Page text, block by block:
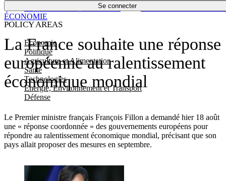
Se connecter
POLICY AREAS
Economie
Politique
Agriculture et Alimentation
Santé
Technologies
Energie, Environnement et Transport
Défense
Économie
La France souhaite une réponse
européenne au ralentissement
économique mondial
Le Premier ministre français François Fillon a demandé hier 18 août
une « réponse coordonnée » des gouvernements européens pour
répondre au ralentissement économique mondial, précisant que son
pays allait proposer des mesures en septembre.
ÉCONOMIE